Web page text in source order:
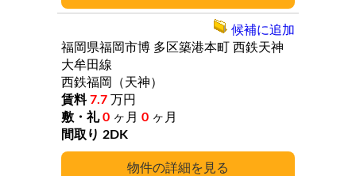
詳細
福岡県福岡市博 多区築港本町 西鉄天神
大牟田線
西鉄福岡（天神）
7.7 万円
0 ヶ月 0 ヶ月
2DK
候補に追加